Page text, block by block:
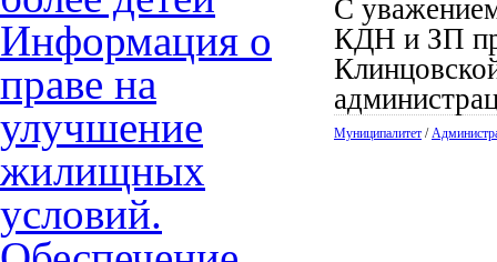
Информация о
праве на
улучшение
жилищных
условий.
С
КДН и ЗП
Муниципалитет /